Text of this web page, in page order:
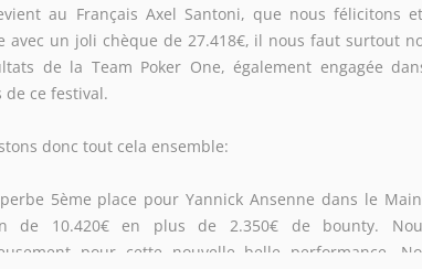
au Français Axel Santoni, que nous félicitons
avec un joli chèque de 27.418€, il nous faut surtout
de la Team Poker One, également engagée
ce festival.
donc tout cela ensemble:
5ème place pour Yannick Ansenne dans le
de 10.420€ en plus de 2.350€ de bounty.
pour cette nouvelle belle performance.